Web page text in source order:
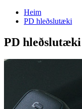
Heim
PD hleðslutæki
PD hleðslutæki